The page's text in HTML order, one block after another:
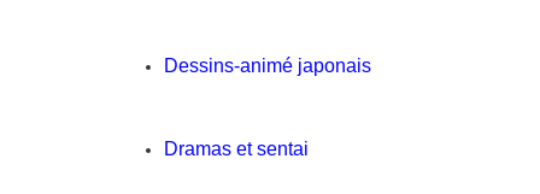
Dessins-animé japonais
Dramas et sentai